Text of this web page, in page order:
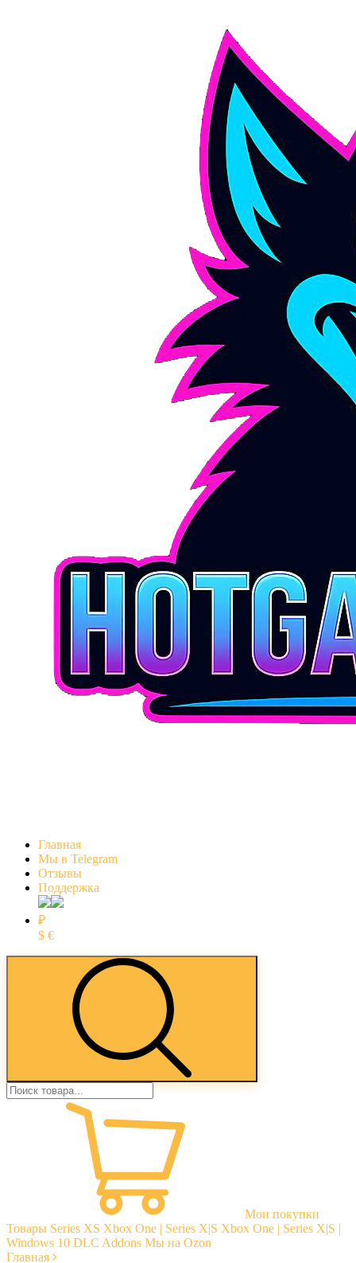
Главная
Мы в Telegram
Отзывы
Поддержка
₽
$ €
Мои покупки
Товары Series XS Xbox One | Series X|S Xbox One | Series X|S |
Windows 10 DLC Addons Мы на Ozon
Главная